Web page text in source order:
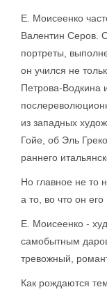
Е. Моисеенко
Валентин Серов.
портреты,
он учился не
Петрова-Водкина
из западных
Гойе, об Эль
раннего
Но главное не то
а то, во что он
Е. Моисеенко -
самобытным
тревожный,
Как рождаются